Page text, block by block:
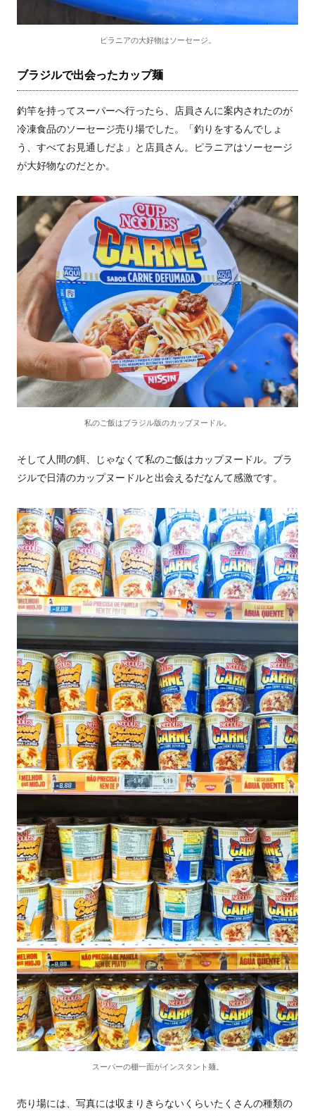
ピラニアの大好物はソーセージ。
ブラジルで出会ったカップ麺
釣竿を持ってスーパーへ行ったら、店員さんに案内されたのが
冷凍食品のソーセージ売り場でした。「釣りをするんでしょ
う、すべてお見通しだよ」と店員さん。ピラニアはソーセージ
が大好物なのだとか。
私のご飯はブラジル版のカップヌードル。
そして人間の餌、じゃなくて私のご飯はカップヌードル。ブラ
ジルで日清のカップヌードルと出会えるだなんて感激です。
スーパーの棚一面がインスタント麺。
売り場には、写真には収まりきらないくらいたくさんの種類の